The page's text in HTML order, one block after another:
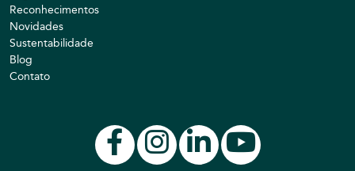
Reconhecimentos
Novidades
Sustentabilidade
Blog
Contato